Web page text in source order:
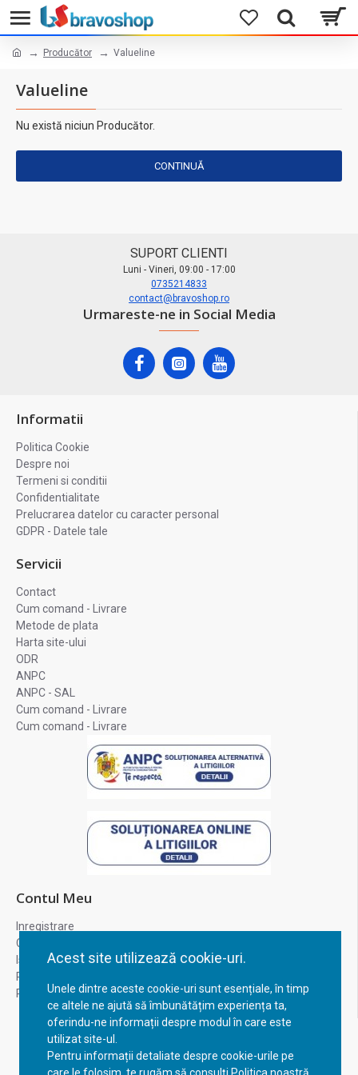
Acest site utilizează cookie-uri.
Unele dintre aceste cookie-uri sunt esențiale, în timp
ce altele ne ajută să îmbunătățim experiența ta,
oferindu-ne informații despre modul în care este
utilizat site-ul.
Pentru informații detaliate despre cookie-urile pe
Producător Valueline
Valueline
Nu există niciun Producător.
CONTINUĂ
SUPORT CLIENTI
Luni - Vineri, 09:00 - 17:00
0735214833
contact@bravoshop.ro
Urmareste-ne in Social Media
Informatii
Politica Cookie
Despre noi
Termeni si conditii
Confidentialitate
Prelucrarea datelor cu caracter personal
GDPR - Datele tale
Servicii
Contact
Cum comand - Livrare
Metode de plata
Harta site-ului
ODR
ANPC
ANPC - SAL
Cum comand - Livrare
Cum comand - Livrare
Contul Meu
Inregistrare
Contul meu
Istoric comenzi
Recuperare parola
Returnare produs